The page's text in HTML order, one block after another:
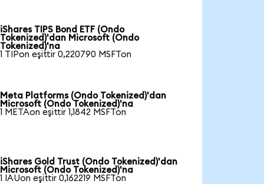
iShares TIPS Bond ETF (Ondo
Tokenized)'dan Microsoft (Ondo
Tokenized)'na
1 TIPon eşittir 0,220790 MSFTon
Meta Platforms (Ondo Tokenized)'dan
Microsoft (Ondo Tokenized)'na
1 METAon eşittir 1,1842 MSFTon
iShares Gold Trust (Ondo Tokenized)'dan
Microsoft (Ondo Tokenized)'na
1 IAUon eşittir 0,162219 MSFTon